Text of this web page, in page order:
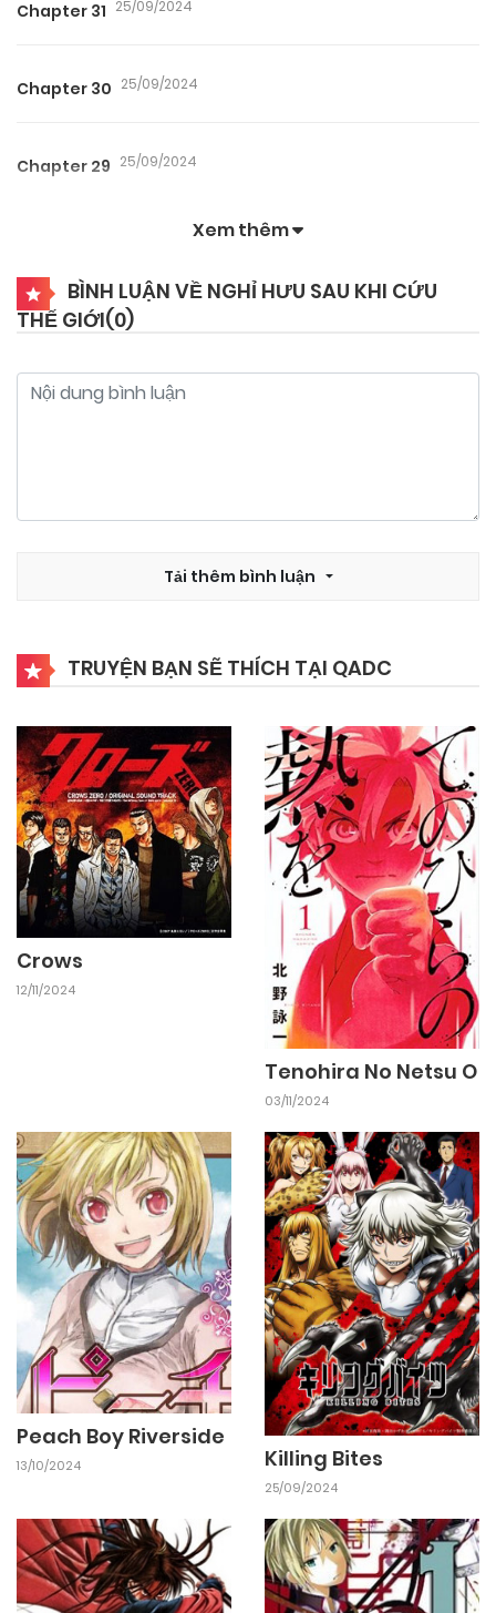
Chapter 31 25/09/2024
Chapter 30 25/09/2024
Chapter 29 25/09/2024
25/09/2024
Chapter 27 25/09/2024
Chapter 26 25/09/2024
Chapter 21 25/09/2024
Chapter 20 25/09/2024
Chapter 19 25/09/2024
Chapter 16 25/09/2024
Chapter 15 25/09/2024
Chapter 14 25/09/2024
Chapter 13 25/09/2024
Chapter 11 25/09/2024
Xem thêm
BÌNH LUẬN VỀ NGHỈ HƯU SAU KHI CỨU
THẾ GIỚI(0)
Tải thêm bình luận
TRUYỆN BẠN SẼ THÍCH TẠI QADC
Crows
12/11/2024
Tenohira No Netsu O
03/11/2024
Peach Boy Riverside
13/10/2024 Killing Bites
25/09/2024